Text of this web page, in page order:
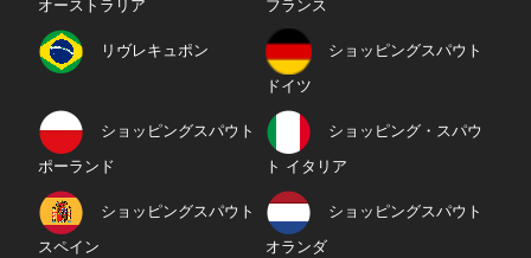
オーストラリア フランス
リヴレキュポン ショッピングスパウト
ドイツ
ショッピングスパウト
ポーランド
ショッピング・スパウ
ト イタリア
ショッピングスパウト
スペイン
ショッピングスパウト
オランダ